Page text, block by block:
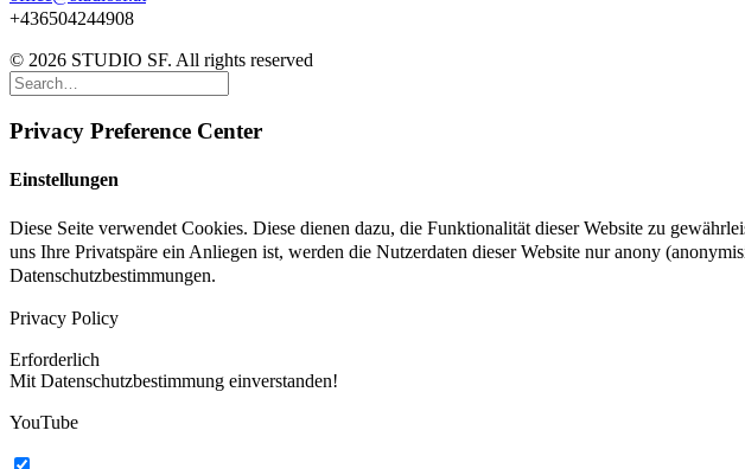
+436504244908
© 2026 STUDIO SF. All rights reserved
Privacy Preference Center
Einstellungen
Diese Seite verwendet Cookies. Diese dienen dazu, die Funktionalität dieser Website zu
uns Ihre Privatspäre ein Anliegen ist, werden die Nutzerdaten dieser Website nur anony
Datenschutzbestimmungen.
Privacy Policy
Erforderlich
Mit Datenschutzbestimmung einverstanden!
YouTube